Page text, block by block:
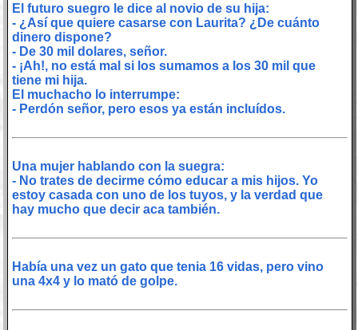
El futuro suegro le dice al novio de su hija:
- ¿Así que quiere casarse con Laurita? ¿De cuánto
dinero dispone?
- De 30 mil dolares, señor.
- ¡Ah!, no está mal si los sumamos a los 30 mil que
tiene mi hija.
El muchacho lo interrumpe:
- Perdón señor, pero esos ya están incluídos.
Una mujer hablando con la suegra:
- No trates de decirme cómo educar a mis hijos. Yo
estoy casada con uno de los tuyos, y la verdad que
hay mucho que decir aca también.
Había una vez un gato que tenia 16 vidas, pero vino
una 4x4 y lo mató de golpe.